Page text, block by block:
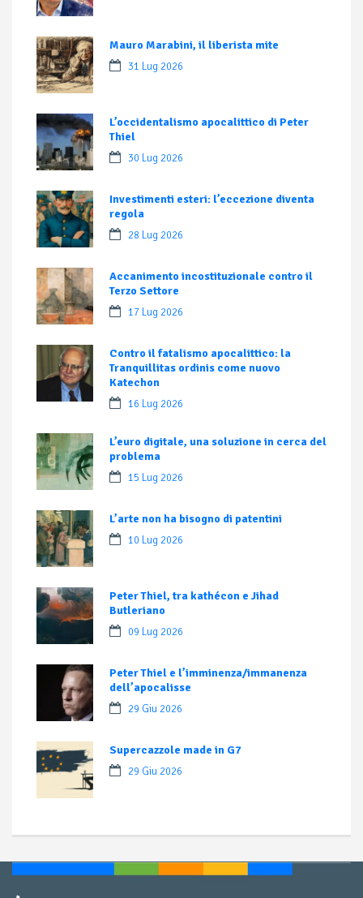
Mauro Marabini, il liberista mite
31 Lug 2026
L’occidentalismo apocalittico di Peter
Thiel
30 Lug 2026
Investimenti esteri: l’eccezione diventa
regola
28 Lug 2026
Accanimento incostituzionale contro il
Terzo Settore
17 Lug 2026
Contro il fatalismo apocalittico: la
Tranquillitas ordinis come nuovo
Katechon
16 Lug 2026
L’euro digitale, una soluzione in cerca del
problema
15 Lug 2026
L’arte non ha bisogno di patentini
10 Lug 2026
Peter Thiel, tra kathécon e Jihad
Butleriano
09 Lug 2026
Peter Thiel e l’imminenza/immanenza
dell’apocalisse
29 Giu 2026
Supercazzole made in G7
29 Giu 2026